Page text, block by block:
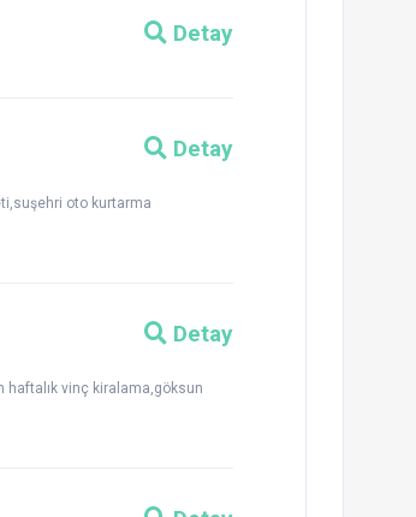
Detay
Detay
oto kurtarma
Detay
vinç kiralama,göksun